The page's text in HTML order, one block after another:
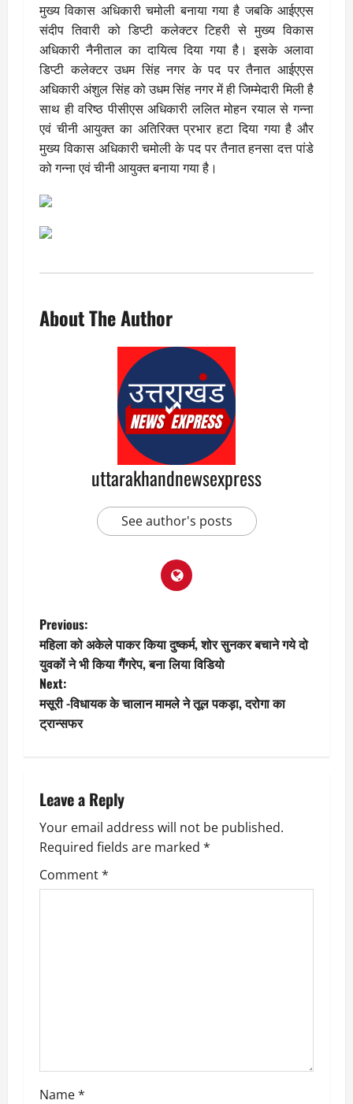
मुख्य विकास अधिकारी चमोली बनाया गया है जबकि आईएएस
संदीप तिवारी को डिप्टी कलेक्टर टिहरी से मुख्य विकास
अधिकारी नैनीताल का दायित्व दिया गया है। इसके अलावा
डिप्टी कलेक्टर उधम सिंह नगर के पद पर तैनात आईएएस
अधिकारी अंशुल सिंह को उधम सिंह नगर में ही जिम्मेदारी मिली है
साथ ही वरिष्ठ पीसीएस अधिकारी ललित मोहन रयाल से गन्ना
एवं चीनी आयुक्त का अतिरिक्त प्रभार हटा दिया गया है और
मुख्य विकास अधिकारी चमोली के पद पर तैनात हनसा दत्त पांडे
को गन्ना एवं चीनी आयुक्त बनाया गया है।
About The Author
uttarakhandnewsexpress
See author's posts
P
o
s
t
a
v
i
g
Previous:
महिला को अकेले पाकर किया दुष्कर्म, शोर सुनकर बचाने गये दो
युवकों ने भी किया गैंगरेप, बना लिया विडियो
Next:
मसूरी -विधायक के चालान मामले ने तूल पकड़ा, दरोगा का
ट्रान्सफर
Leave a Reply
Your email address will not be published.
Required fields are marked *
Comment*
Name*